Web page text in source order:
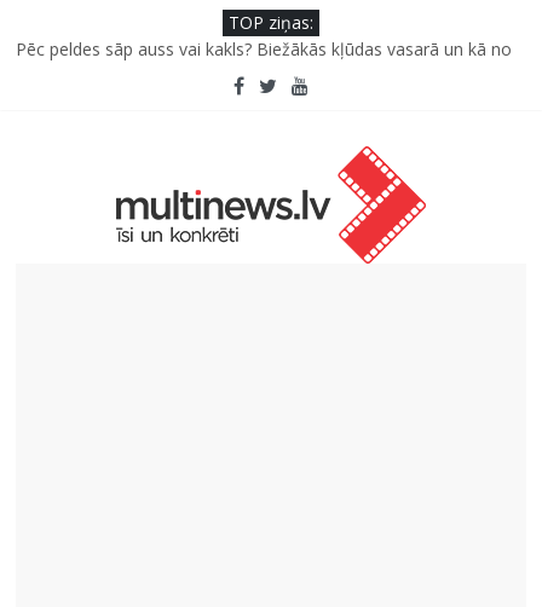
TOP ziņas:
Pēc peldes sāp auss vai kakls? Biežākās kļūdas vasarā un kā no
Šefpavārs iesaka, kā gudri un izdevīgi izmantot kabačus no
sezonas sākuma līdz pat ziemai
5 svarīgi soļi, lai bērns skolā atgrieztos vesels un gatavs